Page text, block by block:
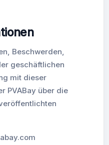
Beschwerden,
geschäftlichen
mit dieser
PVABay über die